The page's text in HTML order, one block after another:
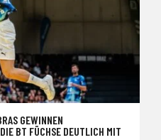
GEWINNEN
BT FÜCHSE DEUTLICH MIT